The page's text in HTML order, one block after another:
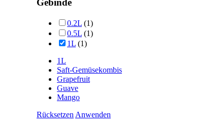
Gebinde
0.2L (1)
0.5L (1)
1L (1)
1L
Saft-Gemüsekombis
Grapefruit
Guave
Mango
Rücksetzen Anwenden